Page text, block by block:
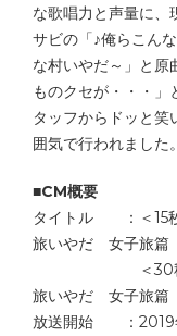
な歌唱力と声量に、
サビの「♪俺らこん
な村いやだ～」と原
ものクセが・・・」
タッフからドッと
囲気で行われました。
■CM概要
タイトル ：＜15
旅いやだ 女子旅
＜30秒バー
旅いやだ 女子旅
放送開始 ：2019